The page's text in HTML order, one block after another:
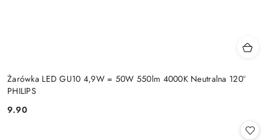
Żarówka LED GU10 4,9W = 50W 550lm 4000K Neutralna 120°
PHILIPS
Cena:
9.90